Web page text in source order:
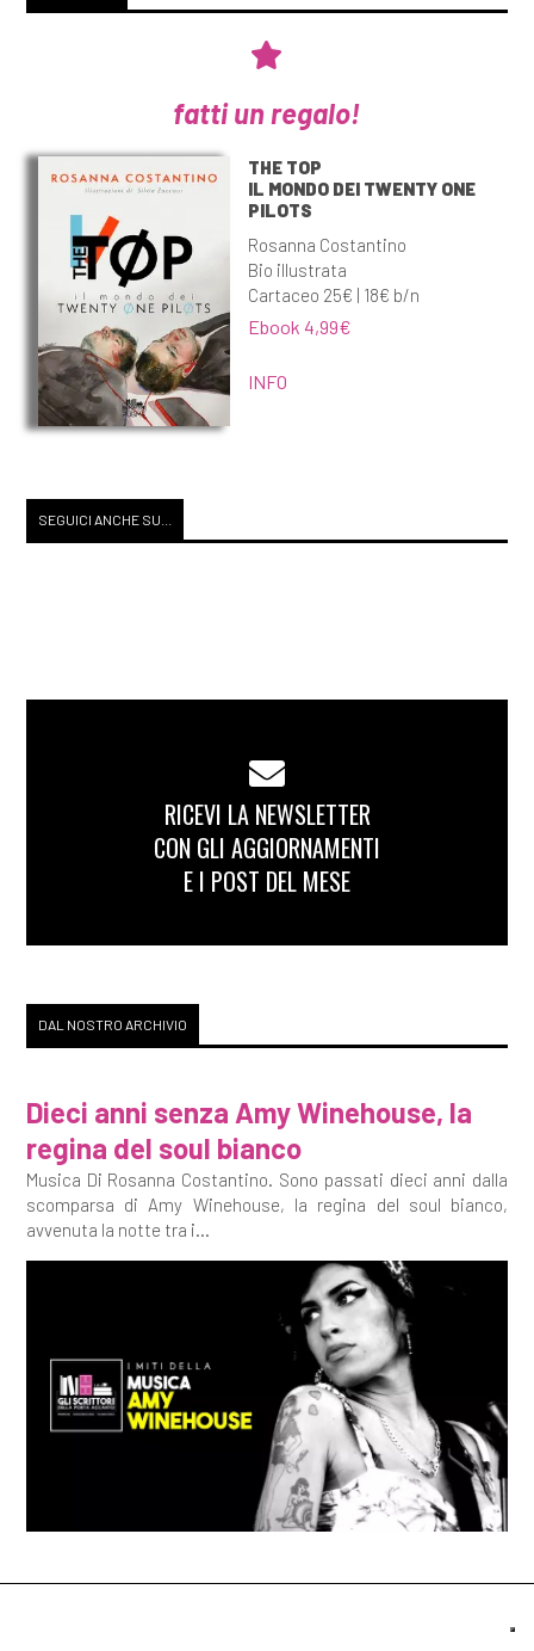
fatti un regalo!
THE TOP
IL MONDO DEI TWENTY ONE
PILOTS
Rosanna Costantino
Bio illustrata
Cartaceo 25€ | 18€ b/n
Ebook 4,99€
INFO
SEGUICI ANCHE SU...
RICEVI LA NEWSLETTER
CON GLI AGGIORNAMENTI
E I POST DEL MESE
DAL NOSTRO ARCHIVIO
Dieci anni senza Amy Winehouse, la
regina del soul bianco
Musica Di Rosanna Costantino. Sono passati dieci anni dalla
scomparsa di Amy Winehouse, la regina del soul bianco,
avvenuta la notte tra i...